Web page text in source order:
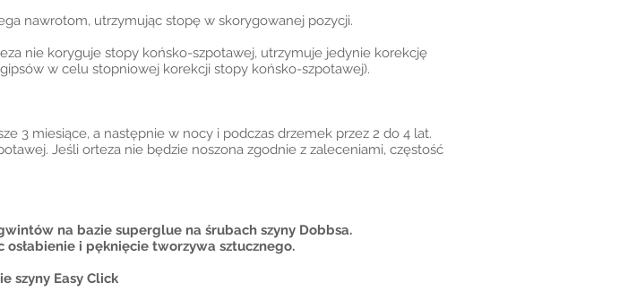
nawrotom, utrzymując stopę w skorygowanej pozycji.
nie koryguje stopy końsko-szpotawej, utrzymuje jedynie korekcję
w celu stopniowej korekcji stopy końsko-szpotawej).
3 miesiące, a następnie w nocy i podczas drzemek przez 2 do 4 lat.
Jeśli orteza nie będzie noszona zgodnie z zaleceniami, częstość
na bazie superglue na śrubach szyny Dobbsa.
i pęknięcie tworzywa sztucznego.
szyny Easy Click